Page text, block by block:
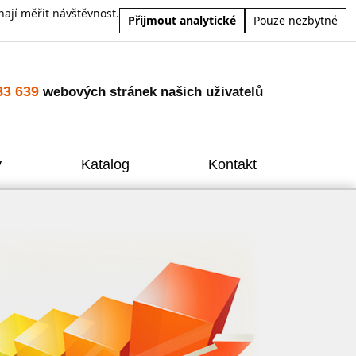
měřit návštěvnost.
Přijmout analytické Pouze nezbytné
639 webových stránek našich uživatelů
Katalog Kontakt